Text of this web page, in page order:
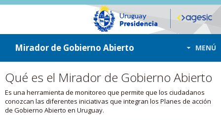
ir a contenido
ir al menú
Mirador de Gobierno Abierto MENÚ
Qué es el Mirador de Gobierno Abierto
Es una herramienta de monitoreo que permite que los ciudadanos
conozcan las diferentes iniciativas que integran los Planes de acción
de Gobierno Abierto en Uruguay.